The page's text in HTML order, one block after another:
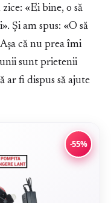
«Ei bine, o să
Și am spus: «O să
că nu prea îmi
unii sunt prietenii
ar fi dispus să ajute
-55%